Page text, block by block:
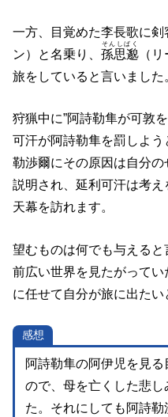
一方、目覚めた李長歌に剣
ン）と名乗り、 孫思邈
そんしばく
（
旅をしていると言いました
狩猟中に”阿詩勒隼が可敦
可汗が阿詩勒隼を罰しよ
勒渉爾にその原因は自分
説明され、延利可汗は考
天幕を訪れます。
望むものは何でも与える
前広い世界を見たがってい
に任せて自分が旅に出たい
感想
阿詩勒隼の阿伊児を見
ので、母を亡くした悲
た。それにしても阿詩